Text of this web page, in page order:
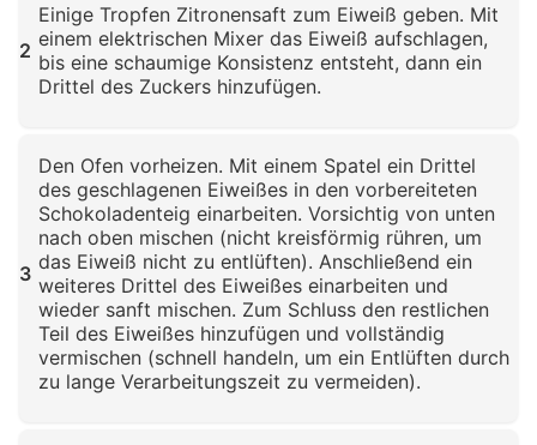
2
Einige Tropfen Zitronensaft zum Eiweiß geben. Mit
einem elektrischen Mixer das Eiweiß aufschlagen,
bis eine schaumige Konsistenz entsteht, dann ein
Drittel des Zuckers hinzufügen.
3
Den Ofen vorheizen. Mit einem Spatel ein Drittel
des geschlagenen Eiweißes in den vorbereiteten
Schokoladenteig einarbeiten. Vorsichtig von unten
nach oben mischen (nicht kreisförmig rühren, um
das Eiweiß nicht zu entlüften). Anschließend ein
weiteres Drittel des Eiweißes einarbeiten und
wieder sanft mischen. Zum Schluss den restlichen
Teil des Eiweißes hinzufügen und vollständig
vermischen (schnell handeln, um ein Entlüften durch
zu lange Verarbeitungszeit zu vermeiden).